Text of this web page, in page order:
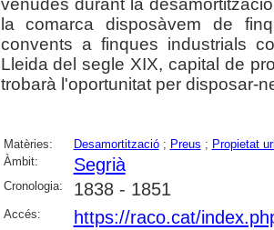
venudes durant la
la comarca disposàvem de
convents a finques industrials
Lleida del segle XIX, capital de
trobarà l'oportunitat per disposar-
Matèries: Desamortització; Preus ; Propietat
Àmbit:
Segrià
Cronologia: 1838 - 1851
Accés: https://raco.cat/